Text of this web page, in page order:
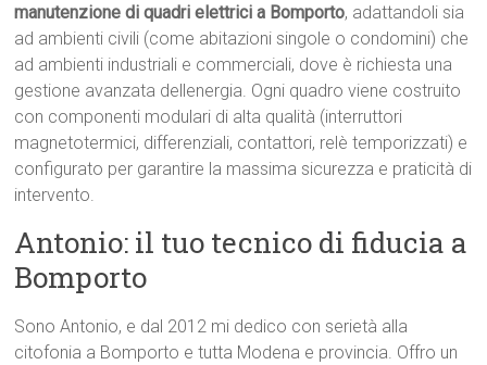
manutenzione di quadri elettrici a Bomporto, adattandoli sia
ad ambienti civili (come abitazioni singole o condomini) che
ad ambienti industriali e commerciali, dove è richiesta una
gestione avanzata dellenergia. Ogni quadro viene costruito
con componenti modulari di alta qualità (interruttori
magnetotermici, differenziali, contattori, relè temporizzati) e
configurato per garantire la massima sicurezza e praticità di
intervento.
Antonio: il tuo tecnico di fiducia a
Bomporto
Sono Antonio, e dal 2012 mi dedico con serietà alla
citofonia a Bomporto e tutta Modena e provincia. Offro un